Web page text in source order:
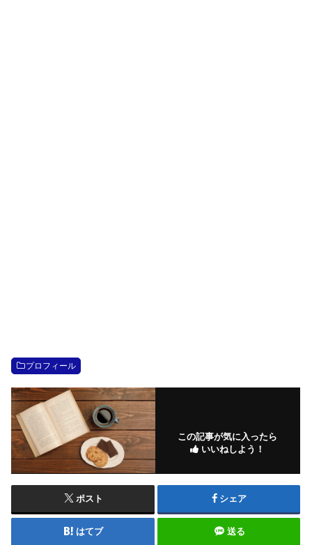
プロフィール
この記事が気に入ったら
いいねしよう！
ポスト シェア
はてブ 送る